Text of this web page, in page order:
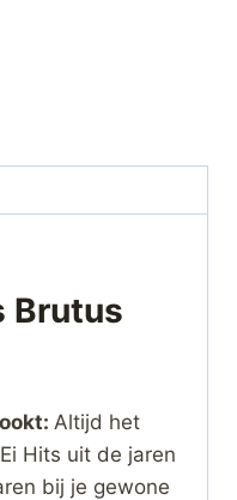
Brutus
Altijd het
Hits uit de jaren
bij je gewone